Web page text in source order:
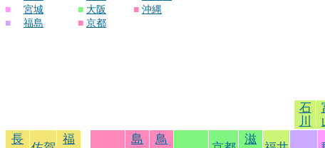
■
宮城
■
福島
■ 大阪
■ 京都
■ 沖縄
石
川
長
福 島 鳥 滋